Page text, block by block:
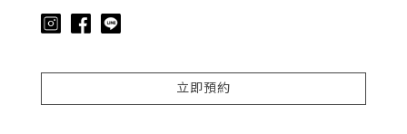
立即預約